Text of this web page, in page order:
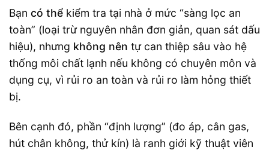
Bạn có thể kiểm tra tại nhà ở mức “sàng lọc an
toàn” (loại trừ nguyên nhân đơn giản, quan sát dấu
hiệu), nhưng không nên tự can thiệp sâu vào hệ
thống môi chất lạnh nếu không có chuyên môn và
dụng cụ, vì rủi ro an toàn và rủi ro làm hỏng thiết
bị.
Bên cạnh đó, phần “định lượng” (đo áp, cân gas,
hút chân không, thử kín) là ranh giới kỹ thuật viên